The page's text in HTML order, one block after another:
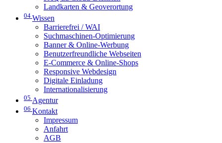
Landkarten & Geoverortung
04 Wissen
Barrierefrei / WAI
Suchmaschinen-Optimierung
Banner & Online-Werbung
Benutzerfreundliche Webseiten
E-Commerce & Online-Shops
Responsive Webdesign
Digitale Einladung
Internationalisierung
05 Agentur
06 Kontakt
Impressum
Anfahrt
AGB